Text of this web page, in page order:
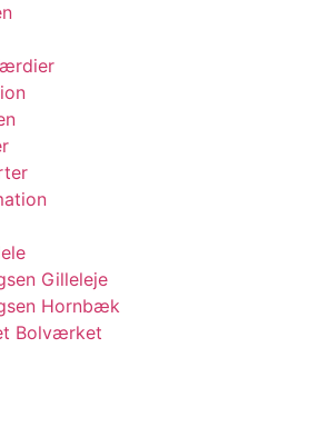
Gilleleje
Hornbæk
Bolværket